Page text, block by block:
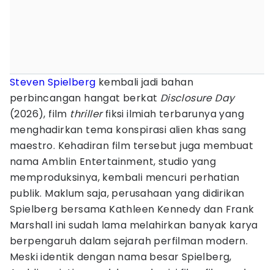
Steven Spielberg kembali jadi bahan
perbincangan hangat berkat Disclosure Day
(2026), film thrillerfiksi ilmiah terbarunya yang
menghadirkan tema konspirasi alien khas sang
maestro. Kehadiran film tersebut juga membuat
nama Amblin Entertainment, studio yang
memproduksinya, kembali mencuri perhatian
publik. Maklum saja, perusahaan yang didirikan
Spielberg bersama Kathleen Kennedy dan Frank
Marshall ini sudah lama melahirkan banyak karya
berpengaruh dalam sejarah perfilman modern.
Meski identik dengan nama besar Spielberg,